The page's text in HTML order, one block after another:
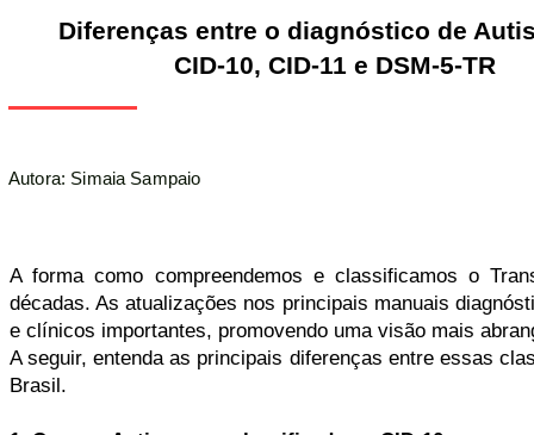
Diferenças entre o diagnóstico de
CID-10, CID-11 e DSM-5-TR
Autora: Simaia Sampaio
A forma como compreendemos e classificamos o
décadas. As atualizações nos principais manuais
e clínicos importantes, promovendo uma visão mais
A seguir, entenda as principais diferenças entre essas
Brasil.